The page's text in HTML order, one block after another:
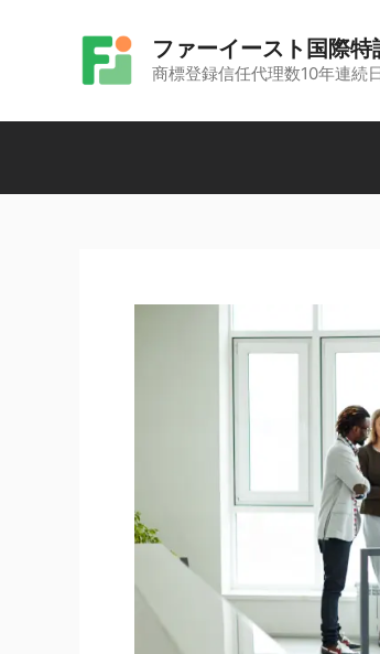
ン
へ
ファーイースト国際特
商標登録信任代理数10年連続